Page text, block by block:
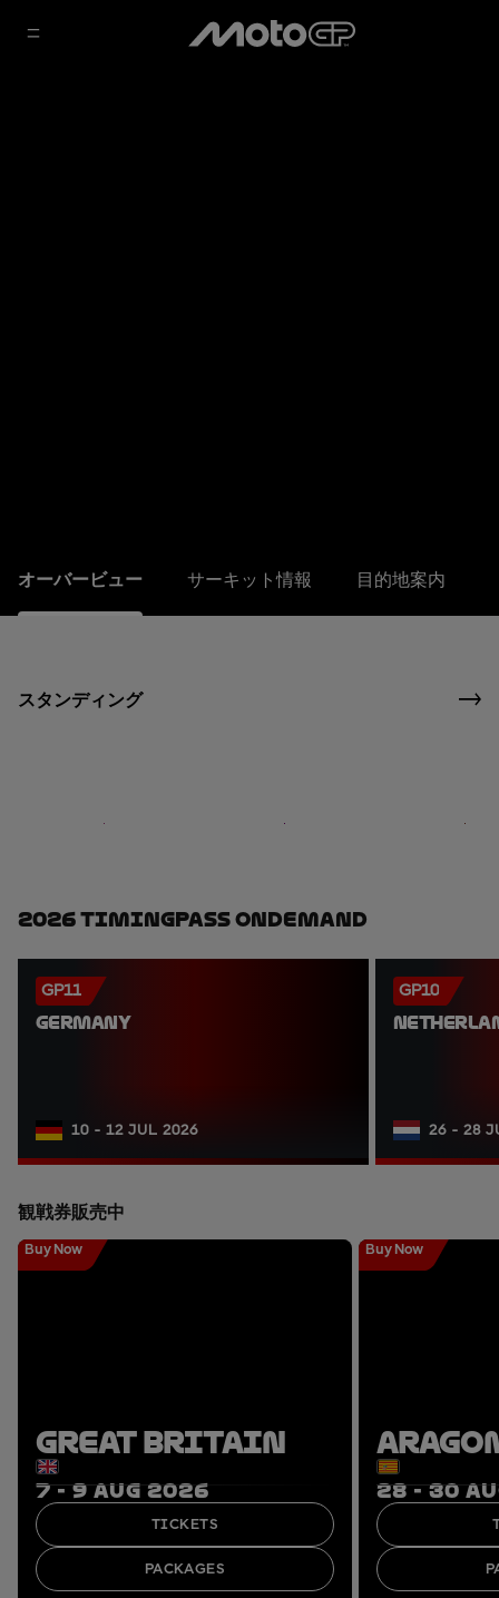
オーバービュー サーキット情報 目的地案内
スタンディング
2026 TimingPass OnDemand
GP11
GERMANY
10 - 12 JUL 2026
GP10
26 - 28
観戦券販売中
Buy Now
GREAT BRITAIN
7 - 9 AUG 2026
TICKETS
PACKAGES
Buy Now
28 - 30